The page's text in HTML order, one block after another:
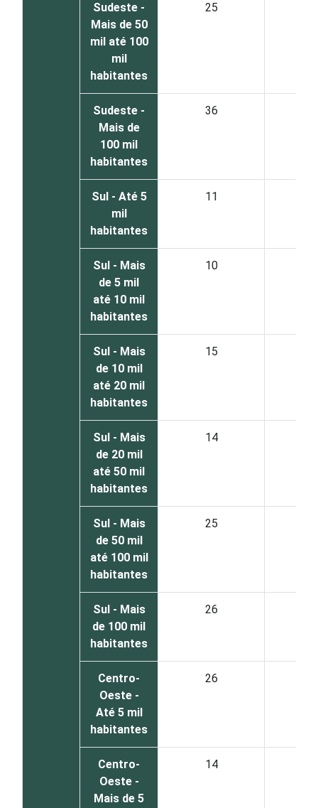
Sudeste -
Mais de 50
mil até 100
mil
habitantes
25
Sudeste -
Mais de
100 mil
habitantes
36
Sul - Até 5
mil
habitantes
11
Sul - Mais
de 5 mil
até 10 mil
habitantes
10
Sul - Mais
de 10 mil
até 20 mil
habitantes
15
Sul - Mais
de 20 mil
até 50 mil
habitantes
14
Sul - Mais
de 50 mil
até 100 mil
habitantes
25
Sul - Mais
de 100 mil
habitantes
26
Centro-
Oeste -
Até 5 mil
habitantes
26
Centro-
Oeste -
Mais de 5
14